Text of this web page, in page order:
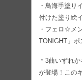
・鳥海手塗り
付けた塗り絵
・フェロ☆メ
TONIGHT」
＊3曲いずれ
が登場！この